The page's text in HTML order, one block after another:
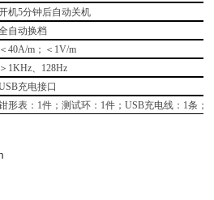
机5分钟后自动关机
自动换档
＜40A/m；＜1V/m
＞ 1KHz
128Hz
充电接口
形表： 1件；测试环：1件；USB充电线：1条 ；